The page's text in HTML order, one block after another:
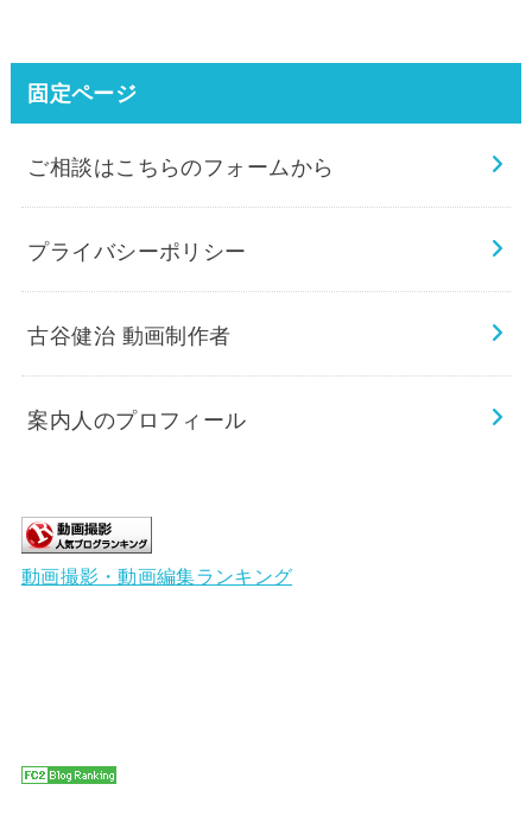
固定ページ
ご相談はこちらのフォームから
プライバシーポリシー
古谷健治 動画制作者
案内人のプロフィール
動画撮影・動画編集ランキング